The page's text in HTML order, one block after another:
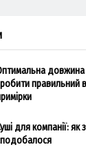
правильний
для компанії: як